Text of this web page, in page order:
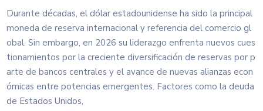
Durante décadas, el dólar estadounidense ha sido la principal
moneda de reserva internacional y referencia del comercio gl
obal. Sin embargo, en 2026 su liderazgo enfrenta nuevos cues
tionamientos por la creciente diversificación de reservas por p
arte de bancos centrales y el avance de nuevas alianzas econ
ómicas entre potencias emergentes. Factores como la deuda
de Estados Unidos,